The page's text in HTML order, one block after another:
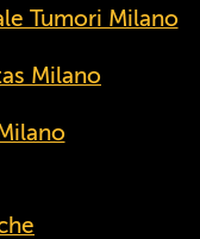
Tumori Milano
Milano